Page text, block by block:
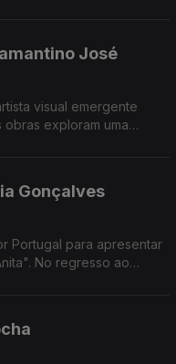
José
visual emergente
obras exploram uma
Gonçalves
Portugal para apresentar
No regresso ao